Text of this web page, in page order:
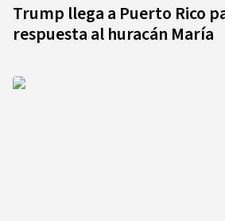
Trump llega a Puerto Rico
respuesta al huracán María